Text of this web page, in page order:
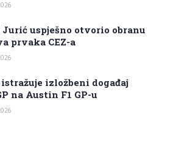
Jurić uspješno otvorio obranu
prvaka CEZ-a
istražuje izložbeni događaj
na Austin F1 GP-u